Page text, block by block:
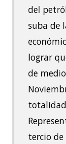
del
suba de
lograr
de
totalidad
tercio